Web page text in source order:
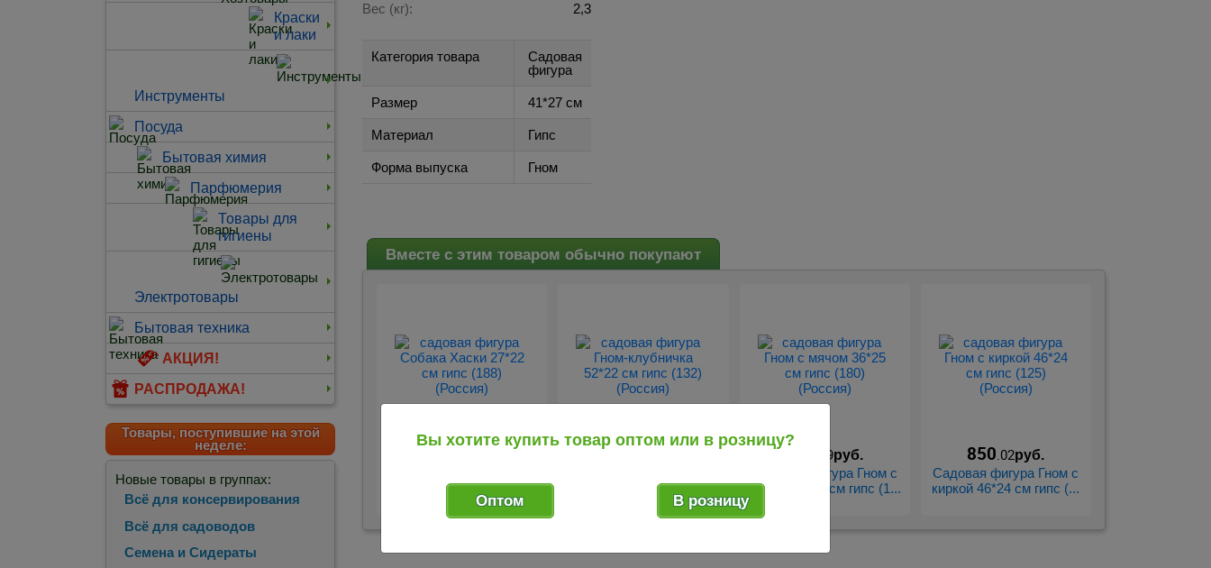
Краски
и лаки
Инструменты
Посуда
Бытовая химия
Парфюмерия
Товары для
гигиены
Электротовары
Бытовая техника
АКЦИЯ!
РАСПРОДАЖА!
Товары, поступившие на этой
неделе:
Новые товары в группах:
Всё для консервирования
Всё для садоводов
Семена и Сидераты
Вес (кг):
2,3
Категория товара
Садовая
фигура
Размер 41*27 см
Материал Гипс
Форма выпуска Гном
Вместе с этим товаром обычно покупают
Хаски 27*22 см гипс (1...
919
клубничка 52*22 см гипс
.99руб.
Садовая фигура Гном с
мячом 36*25 см гипс (1...
850.02руб.
Садовая фигура Гном с
киркой 46*24 см гипс (...
Вы хотите купить товар оптом или в розницу?
Оптом В розницу